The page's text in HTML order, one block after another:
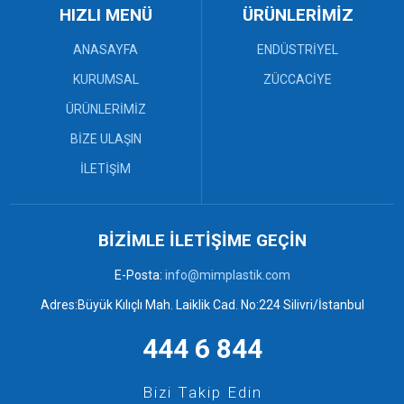
Örgü ve Desenli Sepetler (6)
Plastik Kovalar ve Tuvalet
Fırçaları (2)
Plastik Tabureler (9)
HIZLI MENÜ
ANASAYFA
KURUMSAL
ÜRÜNLERİMİZ
BİZE ULAŞIN
İLETİŞİM
ÜRÜNLERİMİZ
ENDÜSTRİYEL
ZÜCCACİYE
BİZİMLE İLETİŞİME GEÇİN
E-Posta: info@mimplastik.com
Adres:Büyük Kılıçlı Mah. Laiklik Cad. No:224 Silivri/İstanbul
444 6 844
Bizi Takip Edin